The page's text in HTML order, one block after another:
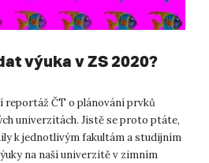
výuka v ZS 2020?
reportáž ČT o plánování prvků
univerzitách. Jistě se proto ptáte,
k jednotlivým fakultám a studijním
na naší univerzitě v zimním